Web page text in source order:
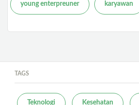
young enterpreuner karyawan
TAGS
Teknologi Kesehatan